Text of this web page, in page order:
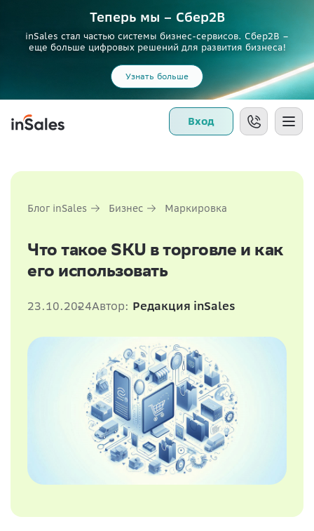
Теперь мы – Сбер2B
inSales стал частью системы бизнес-сервисов. Сбер2В –
еще больше цифровых решений для развития бизнеса!
Узнать больше
Вход
Блог inSales Бизнес Маркировка
Что такое SKU в торговле и как
его использовать
23.10.2024Автор: Редакция inSales